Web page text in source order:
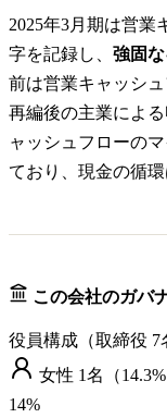
2025年3月期は営業
字を記録し、 強固
前は営業キャッシ
再編後の主業によ
ャッシュフローの
ており、現金の循環
この会社のガバ
役員構成（取締役 7
女性 1名（14.3%
14%